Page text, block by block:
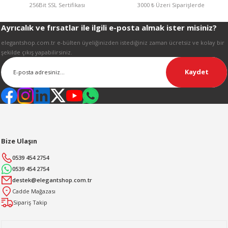
Gönder
256Bit SSL Sertifikası 3000 ₺ Üzeri Siparişlerde
Ayrıcalık ve fırsatlar ile ilgili e-posta almak ister misiniz?
elegantshop.com.tr e-bülten üyeliğinizden istediğiniz zaman ücretsiz ve kolay bir
şekilde çıkış yapabilirsiniz.
Kaydet
Bize Ulaşın
0539 454 2754
0539 454 2754
destek@elegantshop.com.tr
Cadde Mağazası
Sipariş Takip